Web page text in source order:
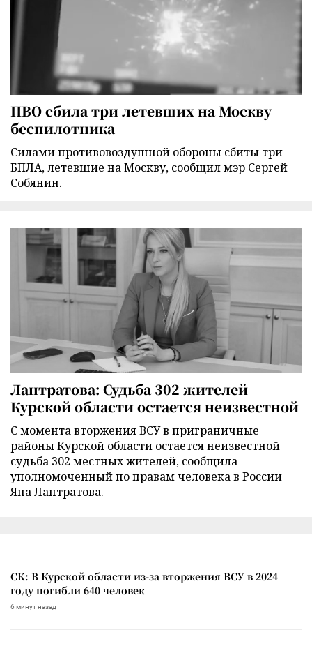
ПВО сбила три летевших на Москву
беспилотника
Силами противовоздушной обороны сбиты три
БПЛА, летевшие на Москву, сообщил мэр Сергей
Собянин.
Лантратова: Судьба 302 жителей
Курской области остается неизвестной
С момента вторжения ВСУ в приграничные
районы Курской области остается неизвестной
судьба 302 местных жителей, сообщила
уполномоченный по правам человека в России
Яна Лантратова.
СК: В Курской области из-за вторжения ВСУ в 2024
году погибли 640 человек
6 минут назад